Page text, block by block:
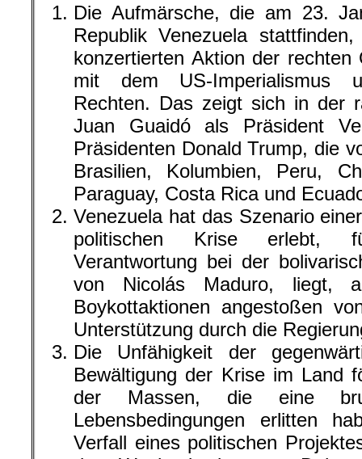
Die Aufmärsche, die am 23.
Republik Venezuela
konzertierten Aktion der rechten
mit dem US-Imperialismus
Rechten. Das zeigt sich in der
Juan Guaidó als Präsident
Präsidenten Donald Trump, die
Brasilien, Kolumbien, Peru,
Paraguay, Costa Rica und
Venezuela hat das Szenario
politischen Krise erlebt,
Verantwortung bei der
von Nicolás Maduro, liegt,
Boykottaktionen angestoßen
Unterstützung durch die
Die Unfähigkeit der
Bewältigung der Krise im Land
der Massen, die eine
Lebensbedingungen erlitten
Verfall eines politischen